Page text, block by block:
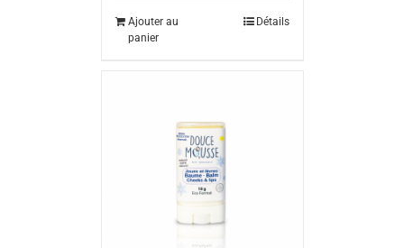
Ajouter au
panier
Détails